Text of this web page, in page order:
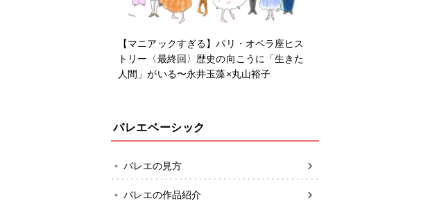
【マニアックすぎる】パリ・オペラ座ヒス
トリー〈最終回〉歴史の向こうに「生きた
人間」がいる〜永井玉藻×丸山裕子
バレエベーシック
バレエの見方
バレエの作品紹介